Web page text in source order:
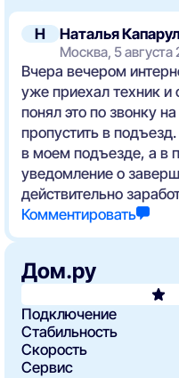
Н Наталья
Москва, 5 августа
Вчера вечером
уже приехал техник и
понял это по звонку
пропустить в
в моем подъезде, а в
уведомление о
действительно
Комментировать
Дом.ру
Подключение
Стабильность
Скорость
Сервис